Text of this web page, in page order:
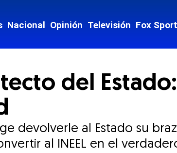
Nacional Opinión Televisión Fox
del
devolverle al Estado su
al INEEL en el